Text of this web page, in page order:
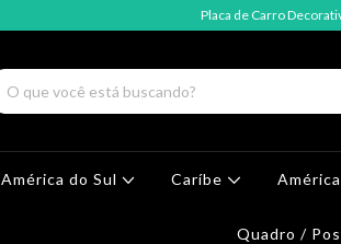
Placa de Carro
América do Sul Caríbe
Quadro /